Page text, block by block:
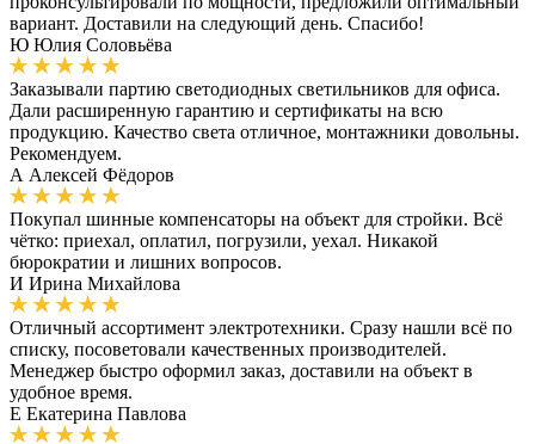
вариант. Доставили на следующий день. Спасибо!
Ю Юлия Соловьёва
Заказывали партию светодиодных светильников для офиса.
Дали расширенную гарантию и сертификаты на всю
продукцию. Качество света отличное, монтажники довольны.
Рекомендуем.
А Алексей Фёдоров
Покупал шинные компенсаторы на объект для стройки. Всё
чётко: приехал, оплатил, погрузили, уехал. Никакой
бюрократии и лишних вопросов.
И Ирина Михайлова
Отличный ассортимент электротехники. Сразу нашли всё по
списку, посоветовали качественных производителей.
Менеджер быстро оформил заказ, доставили на объект в
удобное время.
Е Екатерина Павлова